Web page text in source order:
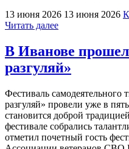
13 июня 2026 13 июня 2026
Читать далее"Дорогие
В Иванове
разгуляй»
Фестиваль самодеятельного
разгуляй» провели уже в
становится доброй
фестивале собрались
отметил почетный гость